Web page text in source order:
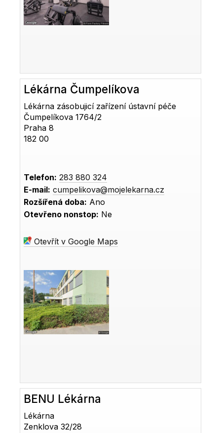
Lékárna Čumpelíkova
Lékárna zásobujicí zařízení ústavní péče
Čumpelíkova 1764/2
Praha 8
182 00
Telefon: 283 880 324
E-mail: cumpelikova@mojelekarna.cz
Rozšířená doba: Ano
Otevřeno nonstop: Ne
Otevřít v Google Maps
BENU Lékárna
Lékárna
Zenklova 32/28